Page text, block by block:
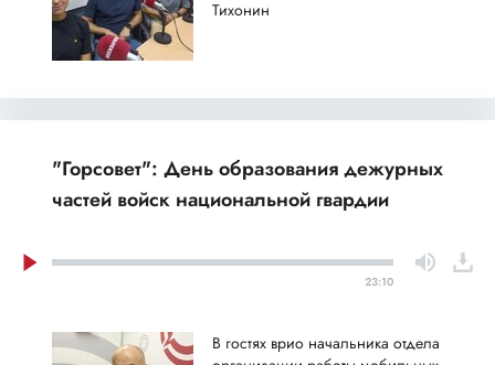
Тихонин
"Горсовет": День образования дежурных
частей войск национальной гвардии
23:10
В гостях врио начальника отдела